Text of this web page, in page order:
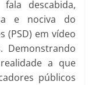
descabida,
e nociva do
(PSD) em vídeo
Demonstrando
a que
públicos